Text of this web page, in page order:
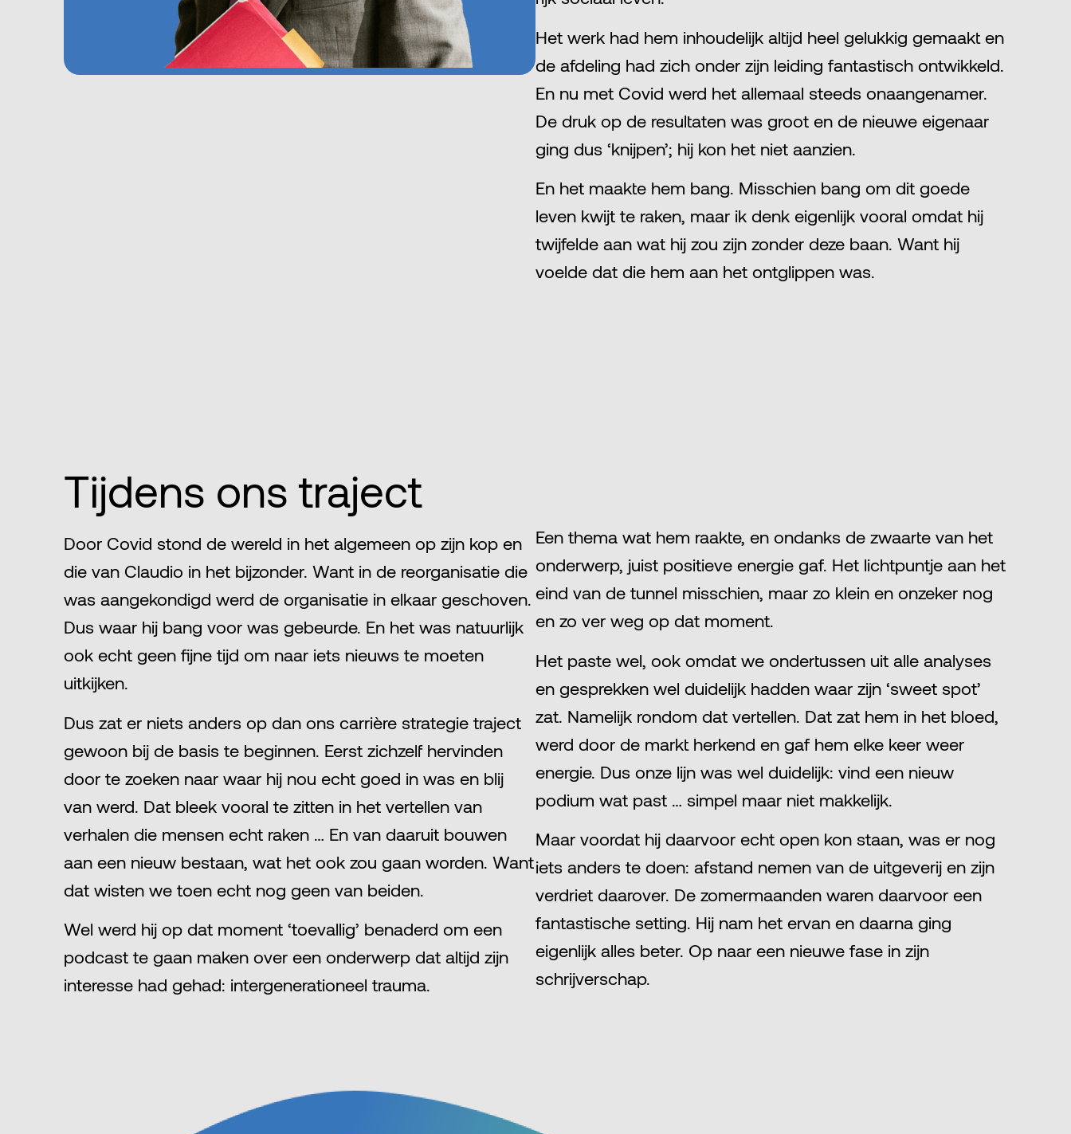
Het werk had hem inhoudelijk altijd heel gelukkig gemaakt en
de afdeling had zich onder zijn leiding fantastisch ontwikkeld.
En nu met Covid werd het allemaal steeds onaangenamer.
De druk op de resultaten was groot en de nieuwe eigenaar
ging dus ‘knijpen’; hij kon het niet aanzien.
En het maakte hem bang. Misschien bang om dit goede
leven kwijt te raken, maar ik denk eigenlijk vooral omdat hij
twijfelde aan wat hij zou zijn zonder deze baan. Want hij
voelde dat die hem aan het ontglippen was.
Tijdens ons traject
Door Covid stond de wereld in het algemeen op zijn kop en
die van Claudio in het bijzonder. Want in de reorganisatie die
was aangekondigd werd de organisatie in elkaar geschoven.
Dus waar hij bang voor was gebeurde. En het was natuurlijk
ook echt geen fijne tijd om naar iets nieuws te moeten
uitkijken.
Dus zat er niets anders op dan ons carrière strategie traject
gewoon bij de basis te beginnen. Eerst zichzelf hervinden
door te zoeken naar waar hij nou echt goed in was en blij
van werd. Dat bleek vooral te zitten in het vertellen van
verhalen die mensen echt raken … En van daaruit bouwen
aan een nieuw bestaan, wat het ook zou gaan worden. Want
dat wisten we toen echt nog geen van beiden.
Wel werd hij op dat moment ‘toevallig’ benaderd om een
podcast te gaan maken over een onderwerp dat altijd zijn
interesse had gehad: intergenerationeel trauma.
Een thema wat hem raakte, en ondanks de zwaarte van het
onderwerp, juist positieve energie gaf. Het lichtpuntje aan het
eind van de tunnel misschien, maar zo klein en onzeker nog
en zo ver weg op dat moment.
Het paste wel, ook omdat we ondertussen uit alle analyses
en gesprekken wel duidelijk hadden waar zijn ‘sweet spot’
zat. Namelijk rondom dat vertellen. Dat zat hem in het bloed,
werd door de markt herkend en gaf hem elke keer weer
energie. Dus onze lijn was wel duidelijk: vind een nieuw
podium wat past … simpel maar niet makkelijk.
Maar voordat hij daarvoor echt open kon staan, was er nog
iets anders te doen: afstand nemen van de uitgeverij en zijn
verdriet daarover. De zomermaanden waren daarvoor een
fantastische setting. Hij nam het ervan en daarna ging
eigenlijk alles beter. Op naar een nieuwe fase in zijn
schrijverschap.